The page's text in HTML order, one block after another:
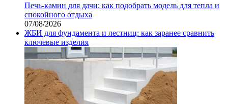
Печь-камин для дачи: как подобрать модель для тепла и
спокойного отдыха
07/08/2026
ЖБИ для фундамента и лестниц: как заранее сравнить
ключевые изделия